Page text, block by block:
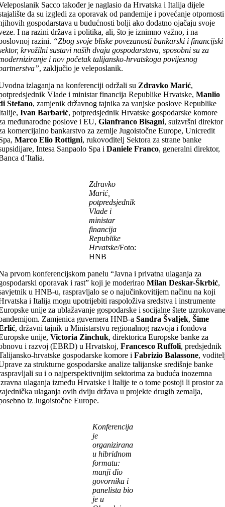
Sacco također je naglasio da Hrvatska i Italija dijele
da su izgledi za oporavak od pandemije i povećanje otpornosti
gospodarstava u budućnosti bolji ako dodatno ojačaju svoje
I na razini država i politika, ali, što je iznimno važno, i na
razini. “Zbog svoje bliske povezanosti bankarski i financijski
krvožilni sustavi naših dvaju gospodarstava, sposobni su za
i nov početak talijansko-hrvatskoga povijesnog
, zaključio je veleposlanik.
izlaganja na konferenciji održali su Zdravko Marić,
Vlade i ministar financija Republike Hrvatske,Manlio
Stefano, zamjenik državnog tajnika za vanjske poslove Republike
Ivan Barbarić, potpredsjednik Hrvatske gospodarske komore
međunarodne poslove i EU,Gianfranco Bisagni, suizvršni direktor
komercijalno bankarstvo za zemlje Jugoistočne Europe, Unicredit
Marco Elio Rottigni, rukovoditelj Sektora za strane banke
Intesa Sanpaolo Spa iDaniele Franco, generalni direktor,
d’Italia.
Zdravko
Marić,
potpredsjednik
Vlade i
ministar
financija
Republike
Hrvatske/Foto:
HNB
prvom konferencijskom panelu “Javna i privatna ulaganja za
oporavak i rast” koji je moderiraoMilan Deskar-Škrbić,
u HNB-u, raspravljalo se o najučinkovitijem načinu na koji
i Italija mogu upotrijebiti raspoloživa sredstva i instrumente
unije za ublažavanje gospodarske i socijalne štete
Zamjenica guvernera HNB-aSandra Švaljek,Šime
, državni tajnik u Ministarstvu regionalnog razvoja i fondova
unije, Victoria Zinchuk, direktorica Europske banke za
i razvoj (EBRD) u Hrvatskoj,Francesco Ruffoli, predsjednik
hrvatske gospodarske komore iFabrizio Balassone,
za strukturne gospodarske analize talijanske središnje banke
su i o najperspektivnijim sektorima za buduća inozemna
ulaganja između Hrvatske i Italije te o tome postoji li prostor za
ulaganja ovih dviju država u projekte drugih zemalja,
iz Jugoistočne Europe.
Konferencija
je
organizirana
u hibridnom
formatu:
manji dio
govornika i
panelista bio
je u